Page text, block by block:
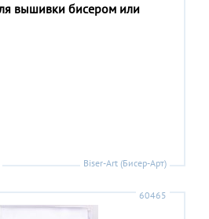
вышивки бисером или
Biser-Art (Бисер-Арт)
60465